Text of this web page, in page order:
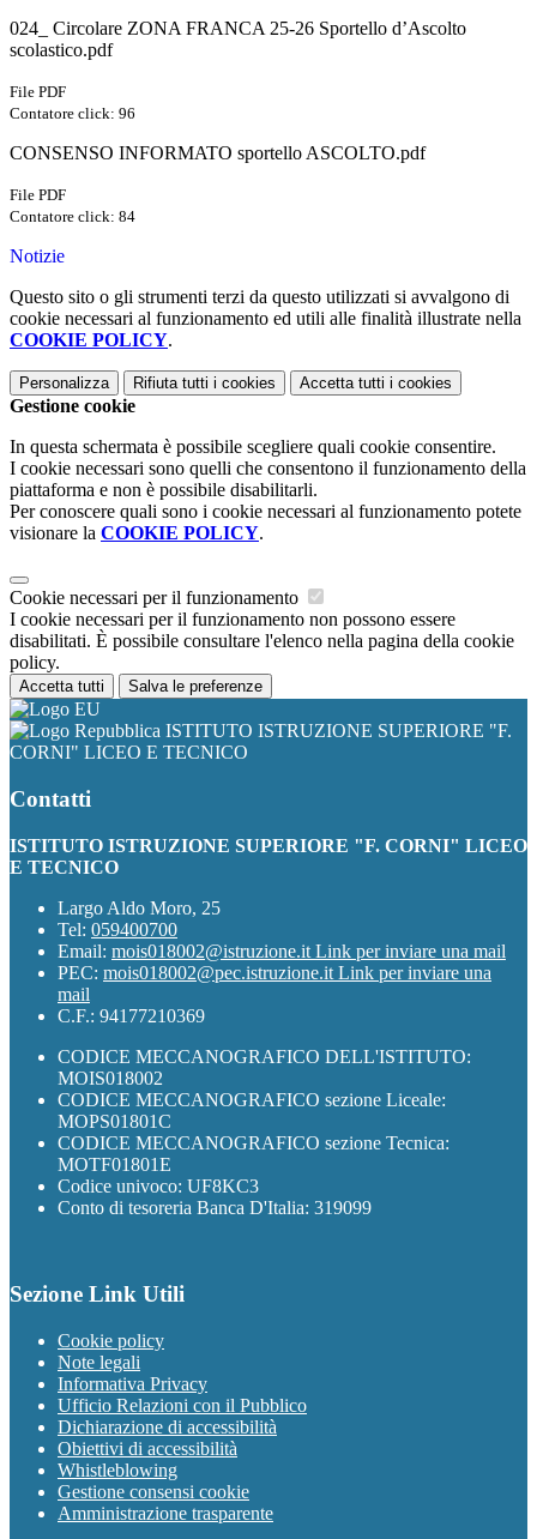
024_ Circolare ZONA FRANCA 25-26 Sportello d’Ascolto
scolastico.pdf
File PDF
Contatore click: 96
CONSENSO INFORMATO sportello ASCOLTO.pdf
File PDF
Contatore click: 84
Notizie
Questo sito o gli strumenti terzi da questo utilizzati si avvalgono di
cookie necessari al funzionamento ed utili alle finalità illustrate nella
COOKIE POLICY.
Personalizza Rifiuta tutti i cookies Accetta tutti i cookies
Gestione cookie
In questa schermata è possibile scegliere quali cookie consentire.
I cookie necessari sono quelli che consentono il funzionamento della
piattaforma e non è possibile disabilitarli.
Per conoscere quali sono i cookie necessari al funzionamento potete
visionare la COOKIE POLICY.
Cookie necessari per il funzionamento
I cookie necessari per il funzionamento non possono essere
disabilitati. È possibile consultare l'elenco nella pagina della cookie
policy.
Accetta tutti Salva le preferenze
ISTITUTO ISTRUZIONE SUPERIORE "F.
CORNI" LICEO E TECNICO
Contatti
ISTITUTO ISTRUZIONE SUPERIORE "F. CORNI" LICEO
E TECNICO
Largo Aldo Moro, 25
Tel: 059400700
Email: mois018002@istruzione.it Link per inviare una mail
PEC: mois018002@pec.istruzione.it Link per inviare una
mail
C.F.: 94177210369
CODICE MECCANOGRAFICO DELL'ISTITUTO:
MOIS018002
CODICE MECCANOGRAFICO sezione Liceale:
MOPS01801C
CODICE MECCANOGRAFICO sezione Tecnica:
MOTF01801E
Codice univoco: UF8KC3
Conto di tesoreria Banca D'Italia: 319099
Sezione Link Utili
Cookie policy
Note legali
Informativa Privacy
Ufficio Relazioni con il Pubblico
Dichiarazione di accessibilità
Obiettivi di accessibilità
Whistleblowing
Gestione consensi cookie
Amministrazione trasparente